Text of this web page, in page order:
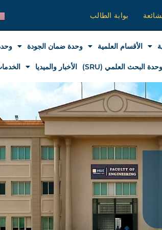
بوابة الطالب
الأقسام العلمية وحدة ضمان الجودة
وحدة البحث العلمي (SRU) الأخبار والميديا